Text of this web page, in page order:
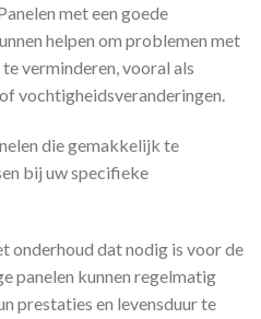
met een goede
helpen om problemen met
verminderen, vooral als
vochtigheidsveranderingen.
die gemakkelijk te
bij uw specifieke
onderhoud dat nodig is voor de
panelen kunnen regelmatig
prestaties en levensduur te